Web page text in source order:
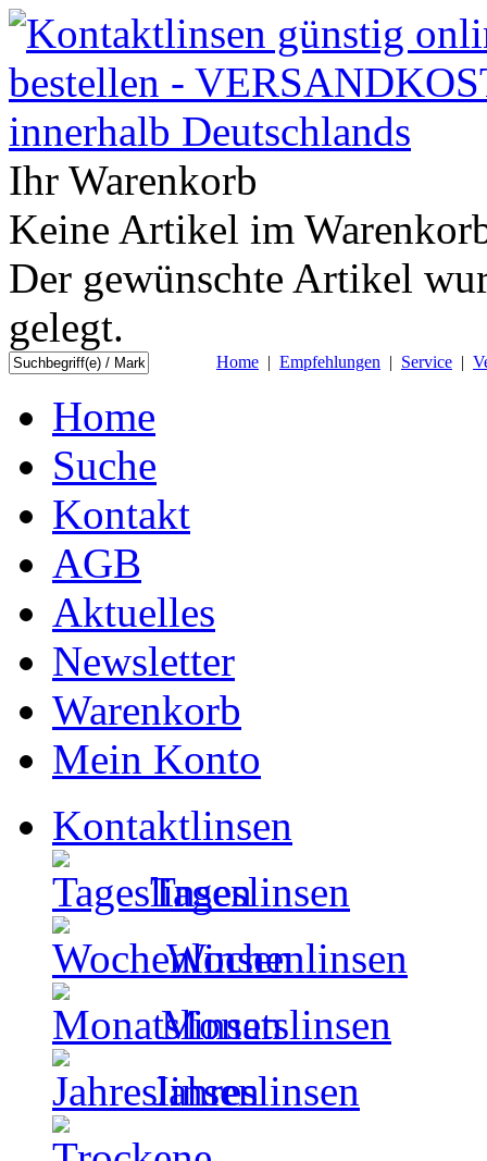
Ihr Warenkorb
Keine Artikel im
Der gewünschte Artikel
gelegt.
Home | Empfehlungen | Service |
Home
Suche
Kontakt
AGB
Aktuelles
Newsletter
Warenkorb
Mein Konto
Kontaktlinsen
Tageslinsen
Wochenlinsen
Monatslinsen
Jahreslinsen